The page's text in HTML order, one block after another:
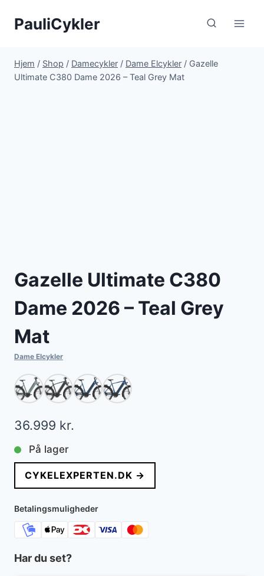
PauliCykler
Hjem / Shop / Damecykler / Dame Elcykler / Gazelle
Ultimate C380 Dame 2026 – Teal Grey Mat
Gazelle Ultimate C380
Dame 2026 – Teal Grey
Mat
Dame Elcykler
36.999 kr.
På lager
CYKELEXPERTEN.DK →
Betalingsmuligheder
Har du set?